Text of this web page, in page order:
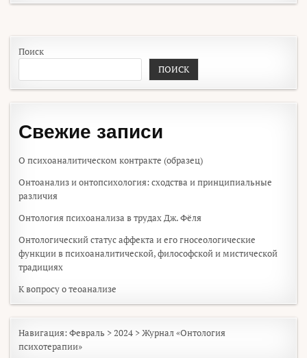
Поиск
ПОИСК
Свежие записи
О психоаналитическом контракте (образец)
Онтоанализ и онтопсихология: сходства и принципиальные
различия
Онтология психоанализа в трудах Дж. Фёля
Онтологический статус аффекта и его гносеологические
функции в психоаналитической, философской и мистической
традициях
К вопросу о теоанализе
Навигация:Февраль >2024 >Журнал «Онтология
психотерапии»